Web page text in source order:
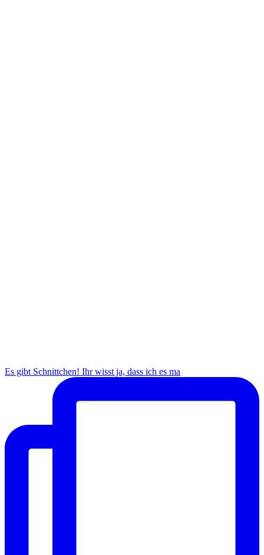
Es gibt Schnittchen! Ihr wisst ja, dass ich es ma